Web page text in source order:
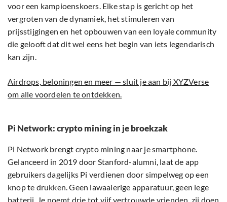
voor een kampioenskoers. Elke stap is gericht op het
vergroten van de dynamiek, het stimuleren van
prijsstijgingen en het opbouwen van een loyale community
die gelooft dat dit wel eens het begin van iets legendarisch
kan zijn.
Airdrops, beloningen en meer — sluit je aan bij XYZVerse
om alle voordelen te ontdekken.
Pi Network: crypto mining in je broekzak
Pi Network brengt crypto mining naar je smartphone.
Gelanceerd in 2019 door Stanford-alumni, laat de app
gebruikers dagelijks Pi verdienen door simpelweg op een
knop te drukken. Geen lawaaierige apparatuur, geen lege
batterij. Je noemt drie tot vijf vertrouwde vrienden, zij doen